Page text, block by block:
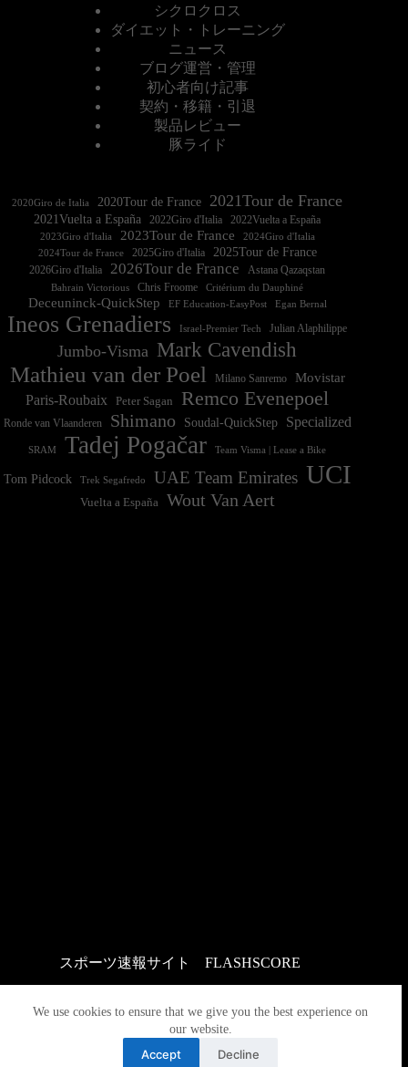
We use cookies to ensure that we give you the best experience on
our website.
Accept Decline
シクロクロス
ダイエット・トレーニング
ニュース
ブログ運営・管理
初心者向け記事
契約・移籍・引退
製品レビュー
豚ライド
2020Giro de Italia 2020Tour de France 2021Tour de France
2021Vuelta a España 2022Vuelta a España
2023Giro d'Italia 2023Tour de France
2024Tour de France
2025Giro d'Italia 2025Tour de France
2026Giro d'Italia 2026Tour de France Astana Qazaqstan
Bahrain Victorious Chris Froome Critérium du Dauphiné
Deceuninck-QuickStep EF Education-EasyPost Egan Bernal
Ineos Grenadiers Israel-Premier Tech Julian Alaphilippe
Jumbo-Visma Mark Cavendish
Mathieu van der Poel Milano Sanremo
Movistar
Paris-Roubaix
Peter Sagan Remco Evenepoel
Ronde van Vlaanderen Shimano Soudal-QuickStep Specialized
SRAM Tadej Pogačar Team Visma | Lease a Bike
Tom Pidcock Trek Segafredo UAE Team Emirates UCI
Vuelta a España Wout Van Aert
スポーツ速報サイト FLASHSCORE